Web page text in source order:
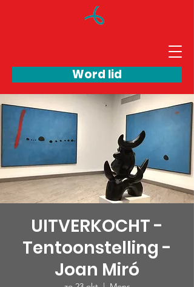
Word lid
UITVERKOCHT -
Tentoonstelling -
Joan Miró